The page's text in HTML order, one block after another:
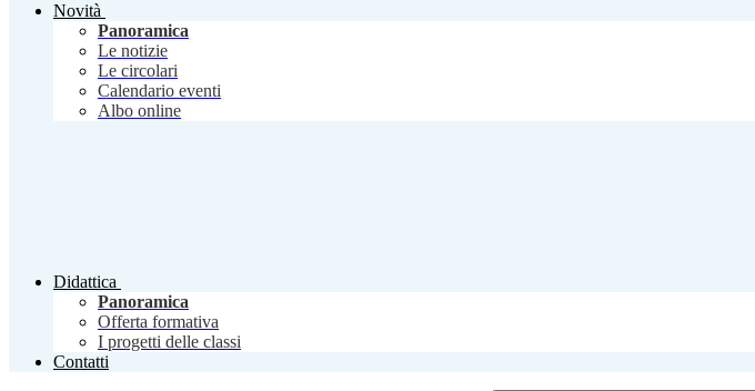
Novità
Panoramica
Le notizie
Le circolari
Calendario eventi
Albo online
Didattica
Panoramica
Offerta formativa
I progetti delle classi
Contatti